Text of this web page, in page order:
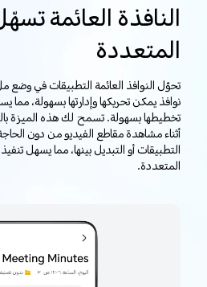
النافذة العائمة
المتعددة
تحوّل النوافذ العائمة التطبيقات في وضع
نوافذ يمكن تحريكها وإدارتها بسهولة،
تخطيطها بسهولة. تسمح لك هذه الميزة
أثناء مشاهدة مقاطع الفيديو من دون
التطبيقات أو التبديل بينها، مما يسهل
المتعددة.